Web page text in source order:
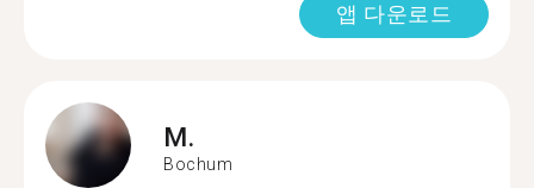
앱 다운로드
M.
Bochum